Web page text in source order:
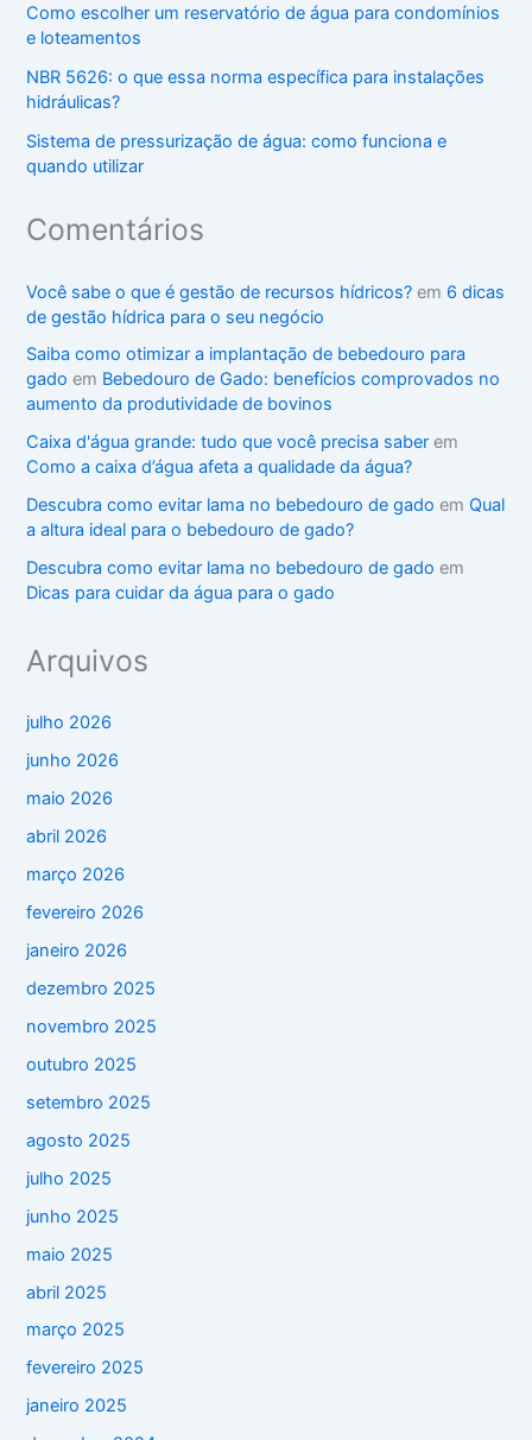
Como escolher um reservatório de água para condomínios
e loteamentos
NBR 5626: o que essa norma específica para instalações
hidráulicas?
Sistema de pressurização de água: como funciona e
quando utilizar
Comentários
Você sabe o que é gestão de recursos hídricos? em 6 dicas
de gestão hídrica para o seu negócio
Saiba como otimizar a implantação de bebedouro para
gado em Bebedouro de Gado: benefícios comprovados no
aumento da produtividade de bovinos
Caixa d'água grande: tudo que você precisa saber em
Como a caixa d’água afeta a qualidade da água?
Descubra como evitar lama no bebedouro de gado em Qual
a altura ideal para o bebedouro de gado?
Descubra como evitar lama no bebedouro de gado em
Dicas para cuidar da água para o gado
Arquivos
julho 2026
junho 2026
maio 2026
abril 2026
março 2026
fevereiro 2026
janeiro 2026
dezembro 2025
novembro 2025
outubro 2025
setembro 2025
agosto 2025
julho 2025
junho 2025
maio 2025
abril 2025
março 2025
fevereiro 2025
janeiro 2025